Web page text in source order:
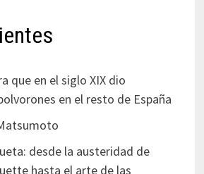
que en el siglo XIX dio
en el resto de España
desde la austeridad de
hasta el arte de las